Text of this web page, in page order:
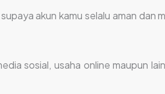
supaya akun kamu selalu aman dan
sosial, usaha online maupun